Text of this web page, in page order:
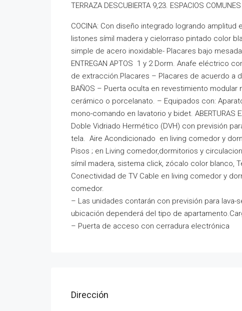
TERRAZA DESCUBIERTA 9,23. ESPACIOS
COCINA: Con diseño integrado logrando
listones símil madera y cielorraso pintado color
simple de acero inoxidable- Placares bajo
ENTREGAN APTOS 1 y 2 Dorm. Anafe eléctrico
de extracción.Placares – Placares de acuerdo a
BAÑOS – Puerta oculta en revestimiento
cerámico o porcelanato. – Equipados con:
mono-comando en lavatorio y bidet. ABERTURAS
Doble Vidriado Hermético (DVH) con previsión
tela. Aire Acondicionado en living comedor y
Pisos ; en Living comedor,dormitorios y
símil madera, sistema click, zócalo color blanco,
Conectividad de TV Cable en living comedor y
comedor.
– Las unidades contarán con previsión para
ubicación dependerá del tipo de
– Puerta de acceso con cerradura electrónica
Dirección